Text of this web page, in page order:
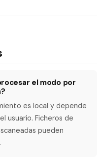
el modo por
es local y depende
usuario. Ficheros de
pueden